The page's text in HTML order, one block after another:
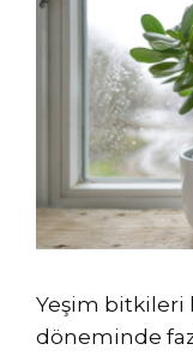
Yeşim bitkileri
döneminde